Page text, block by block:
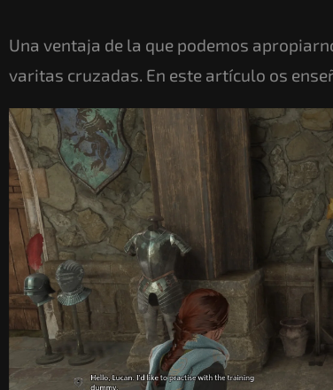
Una ventaja de la que podemos
varitas cruzadas. En este artículo os